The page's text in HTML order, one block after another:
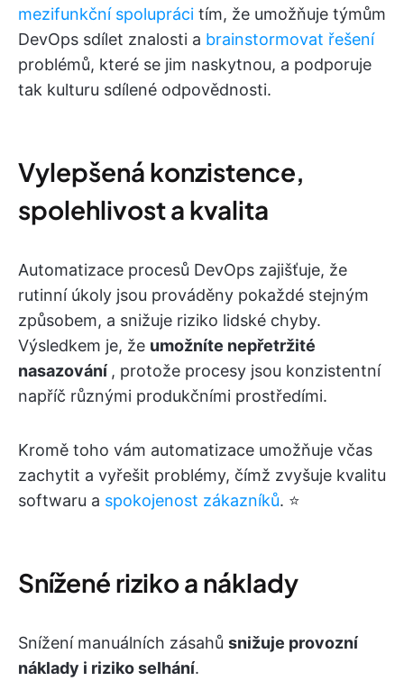
mezifunkční spolupráci tím, že umožňuje týmům
DevOps sdílet znalosti a brainstormovat řešení
problémů, které se jim naskytnou, a podporuje
tak kulturu sdílené odpovědnosti.
Vylepšená konzistence,
spolehlivost a kvalita
Automatizace procesů DevOps zajišťuje, že
rutinní úkoly jsou prováděny pokaždé stejným
způsobem, a snižuje riziko lidské chyby.
Výsledkem je, že umožníte nepřetržité
nasazování , protože procesy jsou konzistentní
napříč různými produkčními prostředími.
Kromě toho vám automatizace umožňuje včas
zachytit a vyřešit problémy, čímž zvyšuje kvalitu
softwaru a spokojenost zákazníků. ⭐
Snížené riziko a náklady
Snížení manuálních zásahů snižuje provozní
náklady i riziko selhání.